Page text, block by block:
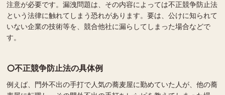
注意が必要です。漏洩問題は、その内容によっては不正競争防止法
という法律に触れてしまう恐れがあります。要は、公けに知られて
いない企業の技術等を、競合他社に漏らしてしまった場合などで
す。
不正競争防止法の具体例
例えば、門外不出の手打で人気の蕎麦屋に勤めていた人が、他の蕎